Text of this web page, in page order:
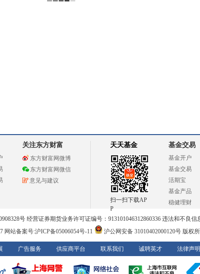
关注东方财富
东方财富网微博
东方财富网微信
意见与建议
天天基金
扫一扫下载AP
P
基金交易
基金开户
基金交易
活期宝
基金产品
稳健理财
号 经营证券期货业务许可证编号：913101046312860336 违法和不良信
网站备案号:沪ICP备05006054号-11 沪公网安备 31010402000120号版权所
广告服务 供应商平台 联系我们 诚聘英才 法律声明